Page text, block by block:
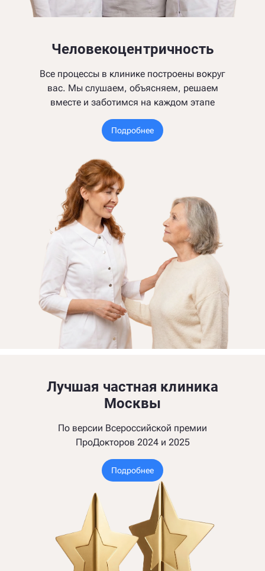
Человекоцентричность
Все процессы в клинике построены вокруг
вас. Мы слушаем, объясняем, решаем
вместе и заботимся на каждом этапе
Подробнее
Лучшая частная клиника
Москвы
По версии Всероссийской премии
ПроДокторов 2024 и 2025
Подробнее